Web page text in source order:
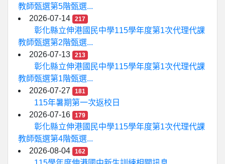
教師甄選第5階甄選...
2026-07-14
217
彰化縣立伸港國民中學115學年度第1次代理代課
教師甄選第2階甄選...
2026-07-13
213
彰化縣立伸港國民中學115學年度第1次代理代課
教師甄選第1階甄選...
2026-07-27
181
115年暑期第一次返校日
2026-07-16
179
彰化縣立伸港國民中學115學年度第1次代理代課
教師甄選第4階甄選...
2026-08-04
162